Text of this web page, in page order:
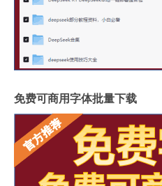
免费可商用字体批量下载